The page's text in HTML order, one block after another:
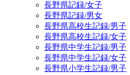
長野県記録/女子
長野県記録/男女
長野県高校生記録/男子
長野県高校生記録/女子
長野県中学生記録/男子
長野県中学生記録/女子
長野県小学生記録/男子